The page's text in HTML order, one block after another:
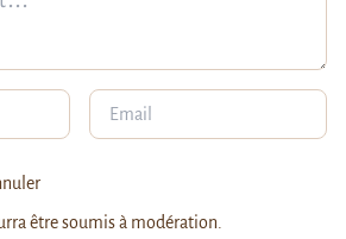
être soumis à modération.